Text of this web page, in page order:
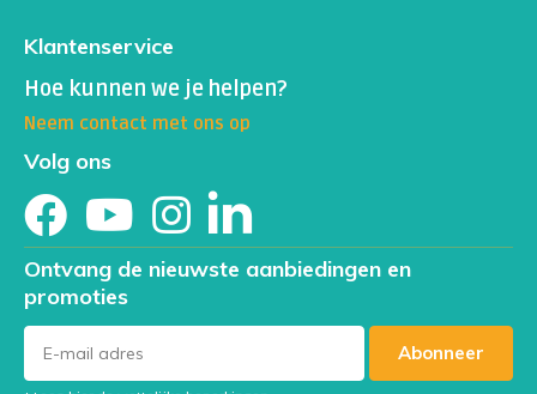
Klantenservice
Hoe kunnen we je helpen?
Neem contact met ons op
Volg ons
Ontvang de nieuwste aanbiedingen en
promoties
Abonneer